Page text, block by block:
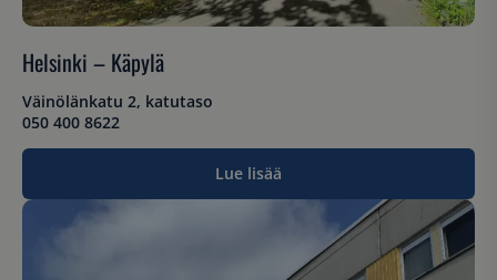
Helsinki – Käpylä
Väinölänkatu 2, katutaso
050 400 8622
Lue lisää